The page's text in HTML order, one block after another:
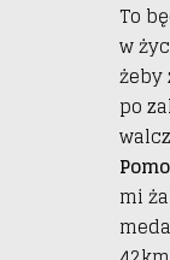
To
w
żeby
po
mi